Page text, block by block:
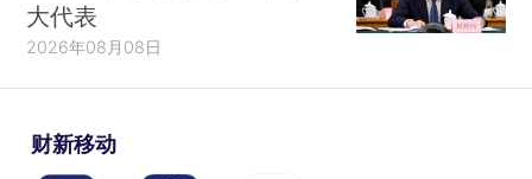
大代表
2026年08月08日
财新移动